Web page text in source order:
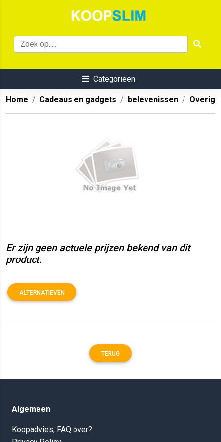
Categorieën
Home Cadeaus en gadgets belevenissen Overig
Er zijn geen actuele prijzen bekend van dit
product.
ALTERNATIEVEN
TERUG
Algemeen
Koopadvies, FAQ over?